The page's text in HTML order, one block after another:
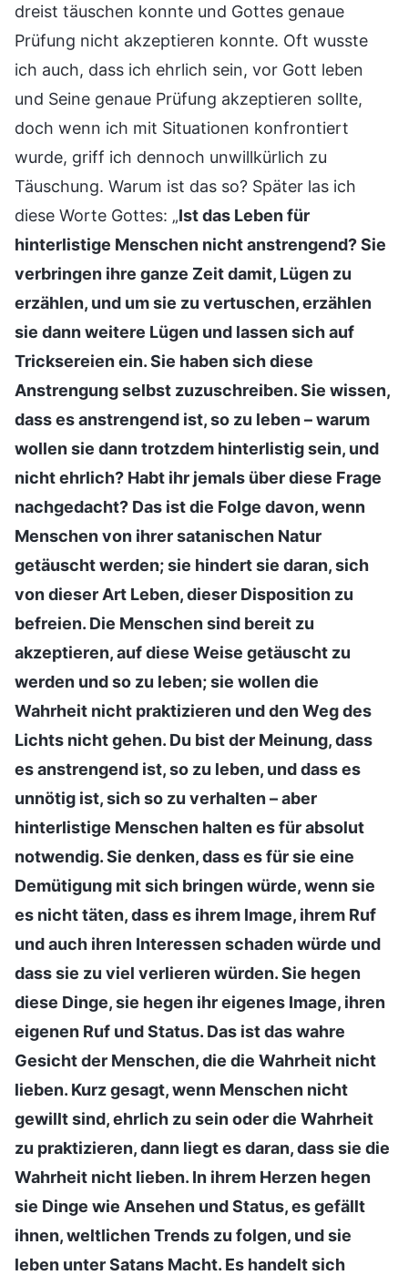
dreist täuschen konnte und Gottes genaue
Prüfung nicht akzeptieren konnte. Oft wusste
ich auch, dass ich ehrlich sein, vor Gott leben
und Seine genaue Prüfung akzeptieren sollte,
doch wenn ich mit Situationen konfrontiert
wurde, griff ich dennoch unwillkürlich zu
Täuschung. Warum ist das so? Später las ich
diese Worte Gottes: „Ist das Leben für
hinterlistige Menschen nicht anstrengend? Sie
verbringen ihre ganze Zeit damit, Lügen zu
erzählen, und um sie zu vertuschen, erzählen
sie dann weitere Lügen und lassen sich auf
Tricksereien ein. Sie haben sich diese
Anstrengung selbst zuzuschreiben. Sie wissen,
dass es anstrengend ist, so zu leben – warum
wollen sie dann trotzdem hinterlistig sein, und
nicht ehrlich? Habt ihr jemals über diese Frage
nachgedacht? Das ist die Folge davon, wenn
Menschen von ihrer satanischen Natur
getäuscht werden; sie hindert sie daran, sich
von dieser Art Leben, dieser Disposition zu
befreien. Die Menschen sind bereit zu
akzeptieren, auf diese Weise getäuscht zu
werden und so zu leben; sie wollen die
Wahrheit nicht praktizieren und den Weg des
Lichts nicht gehen. Du bist der Meinung, dass
es anstrengend ist, so zu leben, und dass es
unnötig ist, sich so zu verhalten – aber
hinterlistige Menschen halten es für absolut
notwendig. Sie denken, dass es für sie eine
Demütigung mit sich bringen würde, wenn sie
es nicht täten, dass es ihrem Image, ihrem Ruf
und auch ihren Interessen schaden würde und
dass sie zu viel verlieren würden. Sie hegen
diese Dinge, sie hegen ihr eigenes Image, ihren
eigenen Ruf und Status. Das ist das wahre
Gesicht der Menschen, die die Wahrheit nicht
lieben. Kurz gesagt, wenn Menschen nicht
gewillt sind, ehrlich zu sein oder die Wahrheit
zu praktizieren, dann liegt es daran, dass sie die
Wahrheit nicht lieben. In ihrem Herzen hegen
sie Dinge wie Ansehen und Status, es gefällt
ihnen, weltlichen Trends zu folgen, und sie
leben unter Satans Macht. Es handelt sich